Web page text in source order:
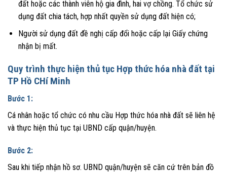
đất hoặc các thành viên hộ gia đình, hai vợ chồng. Tổ chức sử
dụng đất chia tách, hợp nhất quyền sử dụng đất hiện có;
Người sử dụng đất đề nghị cấp đổi hoặc cấp lại Giấy chứng
nhận bị mất.
Quy trình thực hiện thủ tục Hợp thức hóa nhà đất tại
TP Hồ CHí Minh
Bước 1:
Cá nhân hoặc tổ chức có nhu cầu Hợp thức hóa nhà đất sẽ liên hệ
và thực hiện thủ tục tại UBND cấp quận/huyện.
Bước 2:
Sau khi tiếp nhận hồ sơ. UBND quận/huyện sẽ căn cứ trên bản đồ